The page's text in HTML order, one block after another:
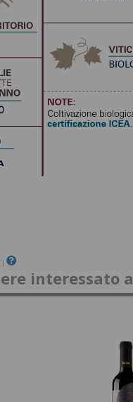
interessato a